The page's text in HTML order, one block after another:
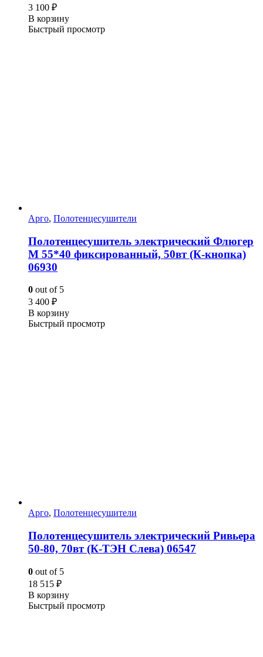
3 100 ₽
В корзину
Быстрый просмотр
Арго, Полотенцесушители
Полотенцесушитель электрический Флюгер
М 55*40 фиксированный, 50вт (К-кнопка)
06930
0 out of 5
3 400 ₽
В корзину
Быстрый просмотр
Арго, Полотенцесушители
Полотенцесушитель электрический Ривьера
50-80, 70вт (К-ТЭН Слева) 06547
0 out of 5
18 515 ₽
В корзину
Быстрый просмотр